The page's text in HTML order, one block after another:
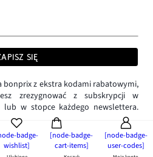
badge-
wishlist]
[node-badge-
cart-items]
[node-badge-
user-codes]
SIĘ
bonprix z ekstra kodami rabatowymi,
zrezygnować z subskrypcji w
lub w stopce każdego newslettera.